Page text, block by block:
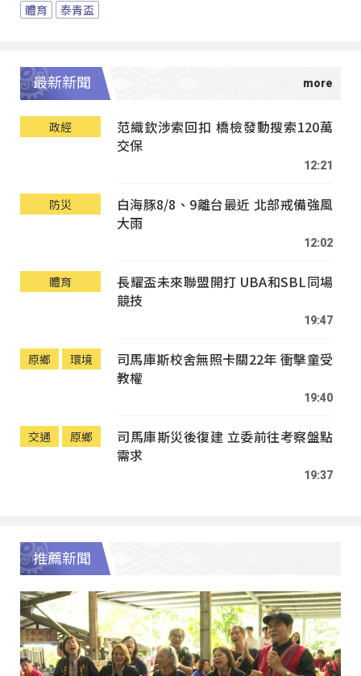
體育 泰青盃
最新新聞
政經
范織欽涉索回扣 橋檢發動搜索120萬
交保
12:21
防災
白海豚8/8、9離台最近 北部戒備強風
大雨
12:02
體育
長耀盃未來聯盟開打 UBA和SBL同場
競技
19:47
原鄉 環境
司馬庫斯校舍無照卡關22年 衝擊童受
教權
19:40
交通 原鄉
司馬庫斯災後復建 立委前往考察盤點
需求
19:37
推薦新聞